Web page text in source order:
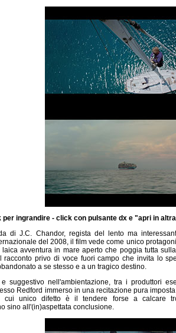
per ingrandire - click con pulsante dx e "apri in
di J.C. Chandor, regista del lento ma
del 2008, il film vede come unico
laica avventura in mare aperto che poggia tutta
racconto privo di voce fuori campo che invita lo
a se stesso e a un tragico destino.
suggestivo nell'ambientazione, tra i produttori
Redford immerso in una recitazione pura
unico difetto è il tendere forse a calcare
sino all'(in)aspettata conclusione.